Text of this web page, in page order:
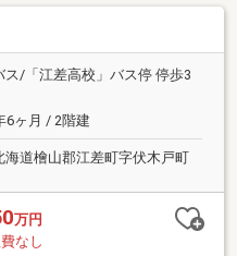
ス/「江差高校」バス停 停歩3
6ヶ月 / 2階建
海道檜山郡江差町字伏木戸町
万円
なし